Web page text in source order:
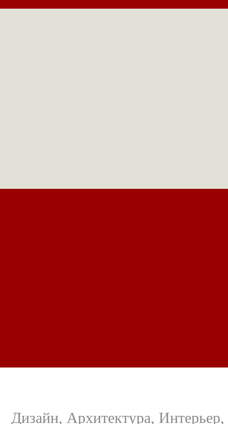
Дизайн, Архитектура,